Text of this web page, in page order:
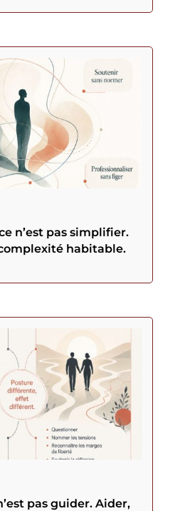
n’est pas simplifier.
habitable.
pas guider. Aider,